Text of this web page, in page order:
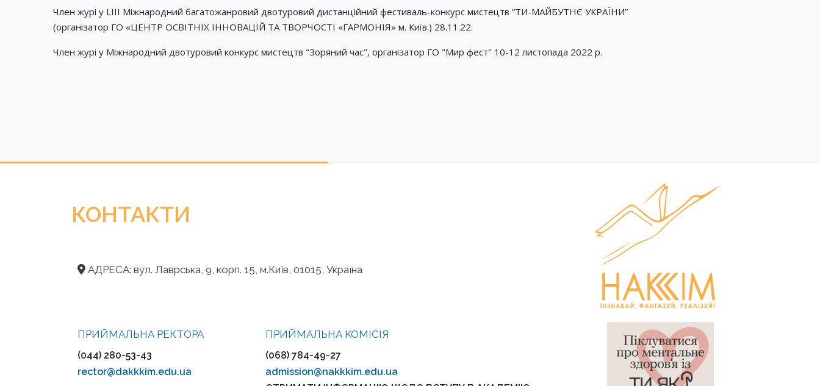
Член журі у LІІІ Міжнародний багатожанровий двотуровий дистанційний фестиваль-конкурс мистецтв “ТИ-МАЙБУТНЄ УКРАЇНИ”
(організатор ГО «ЦЕНТР ОСВІТНІХ ІННОВАЦІЙ ТА ТВОРЧОСТІ «ГАРМОНІЯ» м. Київ.) 28.11.22.
Член журі у Міжнародний двотуровий конкурс мистецтв "Зоряний час", організатор ГО "Мир фест" 10-12 листопада 2022 р.
КОНТАКТИ
АДРЕСА: вул. Лаврська, 9, корп. 15, м.Київ, 01015, Україна
ПРИЙМАЛЬНА РЕКТОРА
(044) 280-53-43
rector@dakkkim.edu.ua
ПРИЙМАЛЬНА KOMІСІЯ
(068) 784-49-27
admission@nakkkim.edu.ua